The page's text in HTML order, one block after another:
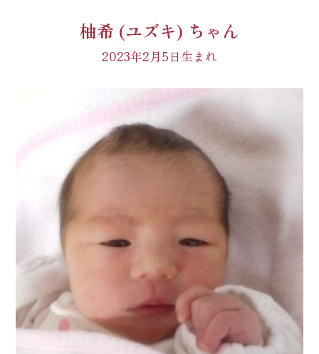
柚希 (ユズキ) ちゃん
2023年2月5日生まれ